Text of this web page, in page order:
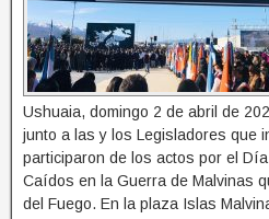
Ushuaia, domingo 2 de abril de
junto a las y los Legisladores que
participaron de los actos por el
Caídos en la Guerra de Malvinas
del Fuego. En la plaza Islas